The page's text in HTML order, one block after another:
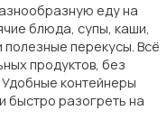
еду на
блюда, супы, каши,
полезные перекусы. Всё
продуктов, без
контейнеры
быстро разогреть на